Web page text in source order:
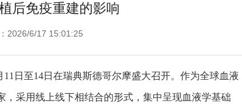
后免疫重建的影响
2026/6/17 15:01:25
日至14日在瑞典斯德哥尔摩盛大召开。作为全球血液
采用线上线下相结合的形式，集中呈现血液学基础